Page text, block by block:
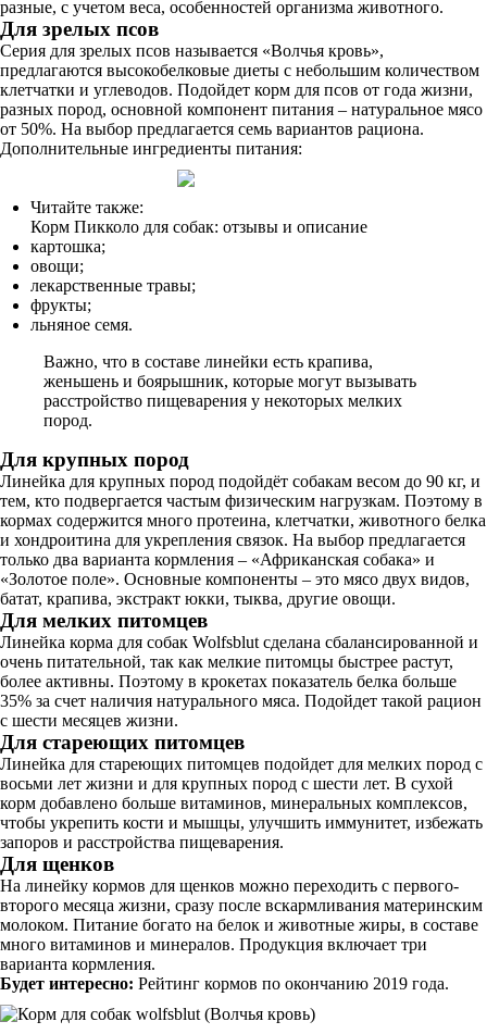
разные, с учетом веса, особенностей организма животного.
Для зрелых псов
Серия для зрелых псов называется «Волчья кровь»,
предлагаются высокобелковые диеты с небольшим количеством
клетчатки и углеводов. Подойдет корм для псов от года жизни,
разных пород, основной компонент питания – натуральное мясо
от 50%. На выбор предлагается семь вариантов рациона.
Дополнительные ингредиенты питания:
Читайте также:
Корм Пикколо для собак: отзывы и описание
картошка;
овощи;
лекарственные травы;
фрукты;
льняное семя.
Важно, что в составе линейки есть крапива,
женьшень и боярышник, которые могут вызывать
расстройство пищеварения у некоторых мелких
пород.
Для крупных пород
Линейка для крупных пород подойдёт собакам весом до 90 кг, и
тем, кто подвергается частым физическим нагрузкам. Поэтому в
кормах содержится много протеина, клетчатки, животного белка
и хондроитина для укрепления связок. На выбор предлагается
только два варианта кормления – «Африканская собака» и
«Золотое поле». Основные компоненты – это мясо двух видов,
батат, крапива, экстракт юкки, тыква, другие овощи.
Для мелких питомцев
Линейка корма для собак Wolfsblut сделана сбалансированной и
очень питательной, так как мелкие питомцы быстрее растут,
более активны. Поэтому в крокетах показатель белка больше
35% за счет наличия натурального мяса. Подойдет такой рацион
с шести месяцев жизни.
Для стареющих питомцев
Линейка для стареющих питомцев подойдет для мелких пород с
восьми лет жизни и для крупных пород с шести лет. В сухой
корм добавлено больше витаминов, минеральных комплексов,
чтобы укрепить кости и мышцы, улучшить иммунитет, избежать
запоров и расстройства пищеварения.
Для щенков
На линейку кормов для щенков можно переходить с первого-
второго месяца жизни, сразу после вскармливания материнским
молоком. Питание богато на белок и животные жиры, в составе
много витаминов и минералов. Продукция включает три
варианта кормления.
Будет интересно: Рейтинг кормов по окончанию 2019 года.